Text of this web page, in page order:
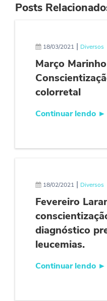
Posts
18/03/2021 | Diversos
Março
colorretal
Continuar lendo ►
18/02/2021 | Diversos
Fevereiro
diagnóstico
leucemias.
Continuar lendo ►